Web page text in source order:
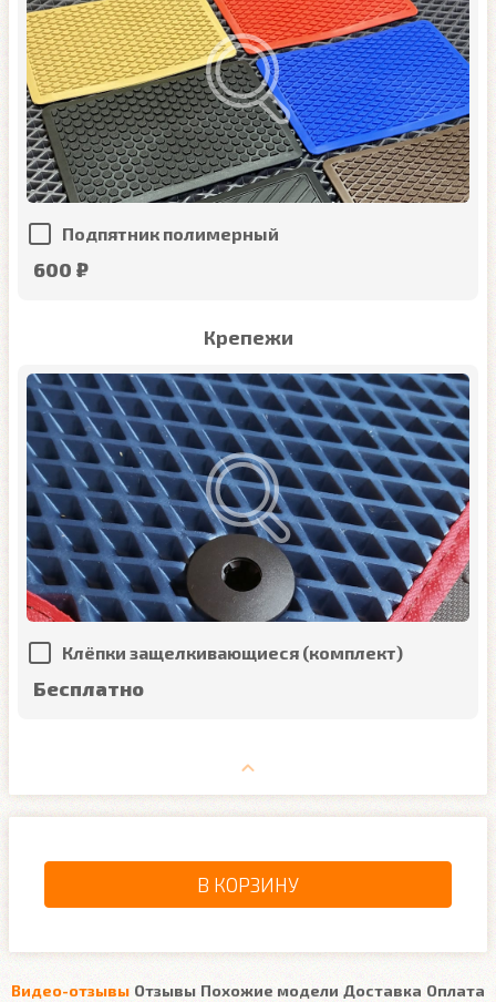
Подпятник полимерный
600 ₽
Крепежи
Клёпки защелкивающиеся (комплект)
Бесплатно
В КОРЗИНУ
Видео-отзывы Отзывы Похожие модели Доставка Оплата